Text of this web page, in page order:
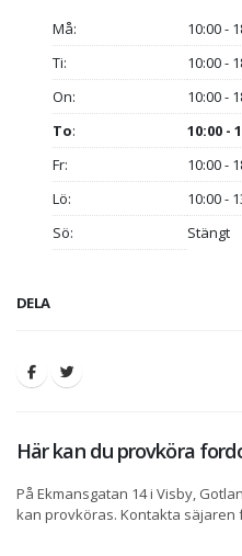
Må:
10:00 -
Ti:
10:00 -
On:
10:00 -
To:
10:00 -
Fr:
10:00 -
Lö:
10:00 -
Sö:
Stängt
DELA
Här kan du provköra
På Ekmansgatan 14 i Visby,
kan provköras. Kontakta säjaren